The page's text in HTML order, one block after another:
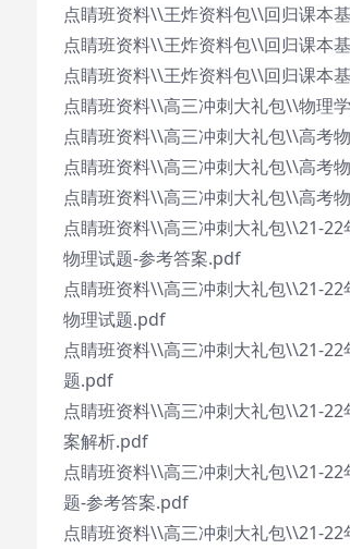
点睛班资料\\王炸资料包\\回归课本
点睛班资料\\王炸资料包\\回归课本
点睛班资料\\王炸资料包\\回归课本
点睛班资料\\高三冲刺大礼包\\物理
点睛班资料\\高三冲刺大礼包\\高考
点睛班资料\\高三冲刺大礼包\\高考
点睛班资料\\高三冲刺大礼包\\高考
点睛班资料\\高三冲刺大礼包\\21-
物理试题-参考答案.pdf
点睛班资料\\高三冲刺大礼包\\21-
物理试题.pdf
点睛班资料\\高三冲刺大礼包\\21-
题.pdf
点睛班资料\\高三冲刺大礼包\\21-
案解析.pdf
点睛班资料\\高三冲刺大礼包\\21-
题-参考答案.pdf
点睛班资料\\高三冲刺大礼包\\21-